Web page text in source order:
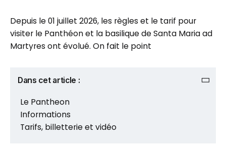
Depuis le 01 juillet 2026, les règles et le tarif pour
visiter le Panthéon et la basilique de Santa Maria ad
Martyres ont évolué. On fait le point
Dans cet article :
Le Pantheon
Informations
Tarifs, billetterie et vidéo